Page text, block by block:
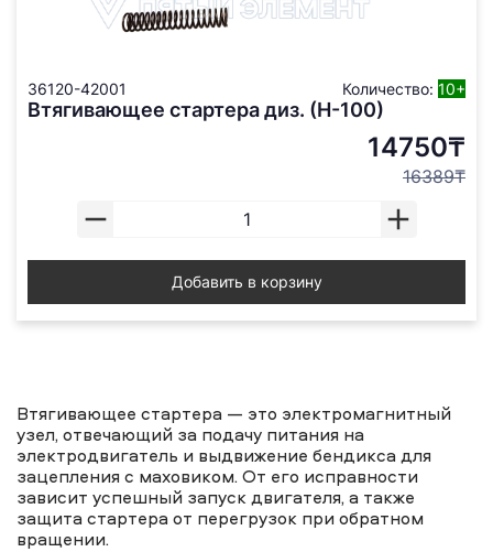
36120-42001 Количество: 10+
Втягивающее стартера диз. (Н-100)
14750₸
16389₸
Добавить в корзину
Втягивающее стартера — это электромагнитный
узел, отвечающий за подачу питания на
электродвигатель и выдвижение бендикса для
зацепления с маховиком. От его исправности
зависит успешный запуск двигателя, а также
защита стартера от перегрузок при обратном
вращении.